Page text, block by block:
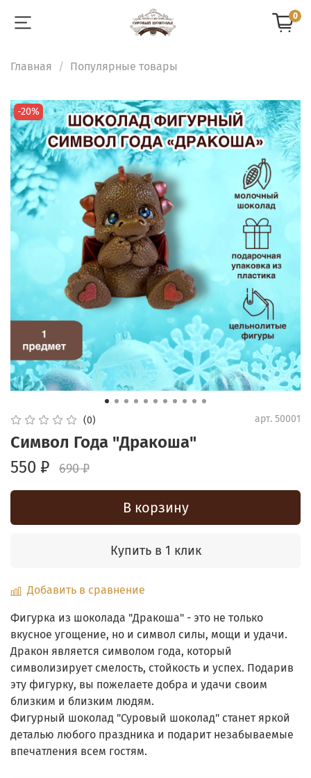
0
Главная Популярные товары
-20%
(0) арт. 50001
Символ Года "Дракоша"
550 ₽
690 ₽
В корзину
Купить в 1 клик
Добавить в сравнение
Фигурка из шоколада "Дракоша" - это не только
вкусное угощение, но и символ силы, мощи и удачи.
Дракон является символом года, который
символизирует смелость, стойкость и успех. Подарив
эту фигурку, вы пожелаете добра и удачи своим
близким и близким людям.
Фигурный шоколад "Суровый шоколад" станет яркой
деталью любого праздника и подарит незабываемые
впечатления всем гостям.